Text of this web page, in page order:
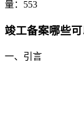
量：553
竣工备案哪些
一、引言